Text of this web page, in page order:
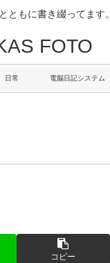
ともに書き綴ってます。
FOTO
日常 電脳日記システム
コピー